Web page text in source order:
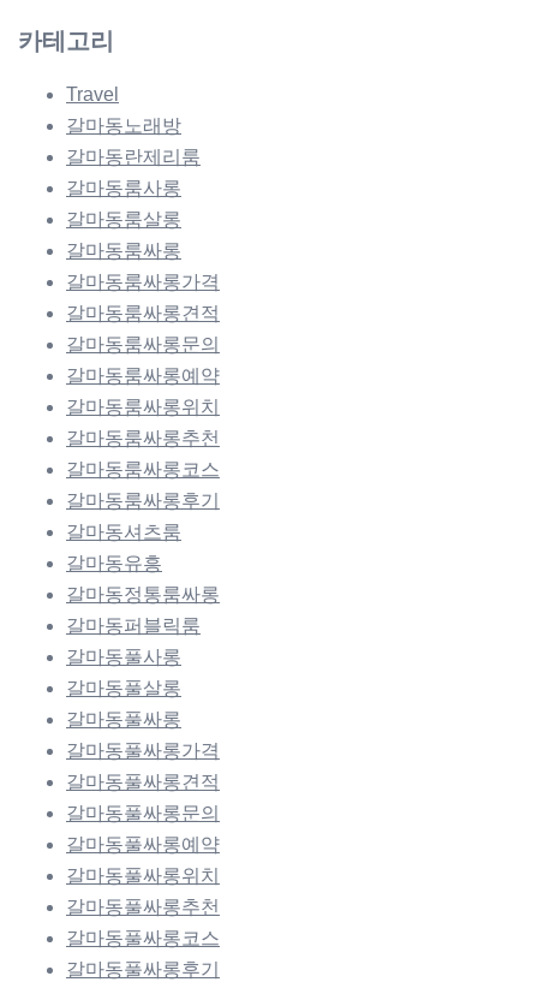
카테고리
Travel
갈마동노래방
갈마동란제리룸
갈마동룸사롱
갈마동룸살롱
갈마동룸싸롱
갈마동룸싸롱가격
갈마동룸싸롱견적
갈마동룸싸롱문의
갈마동룸싸롱예약
갈마동룸싸롱위치
갈마동룸싸롱추천
갈마동룸싸롱코스
갈마동룸싸롱후기
갈마동셔츠룸
갈마동유흥
갈마동정통룸싸롱
갈마동퍼블릭룸
갈마동풀사롱
갈마동풀살롱
갈마동풀싸롱
갈마동풀싸롱가격
갈마동풀싸롱견적
갈마동풀싸롱문의
갈마동풀싸롱예약
갈마동풀싸롱위치
갈마동풀싸롱추천
갈마동풀싸롱코스
갈마동풀싸롱후기